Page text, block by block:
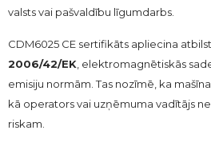
valsts vai pašvaldību līgumdarbs.
CDM6025 CE sertifikāts apliecina
2006/42/EK , elektromagnētiskās
emisiju normām. Tas nozīmē, ka
kā operators vai uzņēmuma vadītājs
riskam.